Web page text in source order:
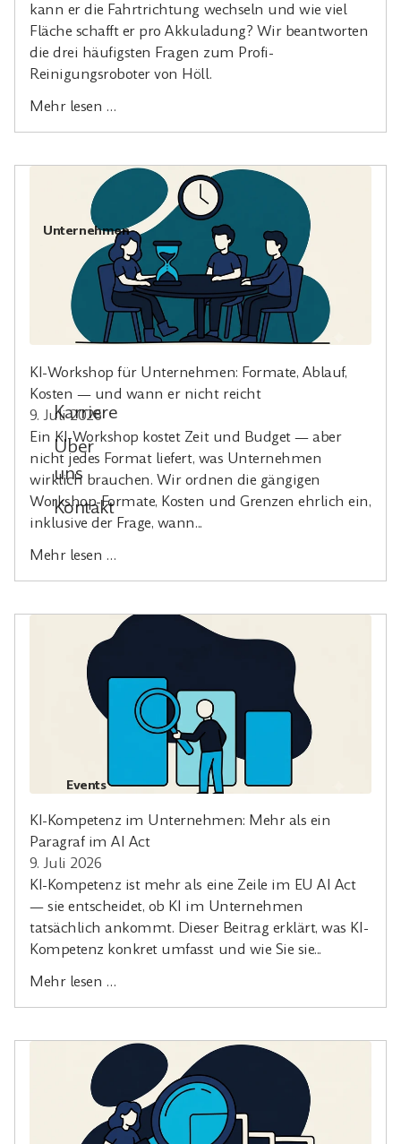
Unternehmen
Karriere
Über
uns
Kontakt
Events
kann er die Fahrtrichtung wechseln und wie viel
Fläche schafft er pro Akkuladung? Wir beantworten
die drei häufigsten Fragen zum Profi-
Reinigungsroboter von Höll.
Mehr lesen …
KI-Workshop für Unternehmen: Formate, Ablauf,
Kosten — und wann er nicht reicht
9. Juli 2026
Ein KI-Workshop kostet Zeit und Budget — aber
nicht jedes Format liefert, was Unternehmen
wirklich brauchen. Wir ordnen die gängigen
Workshop-Formate, Kosten und Grenzen ehrlich ein,
inklusive der Frage, wann...
Mehr lesen …
KI-Kompetenz im Unternehmen: Mehr als ein
Paragraf im AI Act
9. Juli 2026
KI-Kompetenz ist mehr als eine Zeile im EU AI Act
— sie entscheidet, ob KI im Unternehmen
tatsächlich ankommt. Dieser Beitrag erklärt, was KI-
Kompetenz konkret umfasst und wie Sie sie...
Mehr lesen …